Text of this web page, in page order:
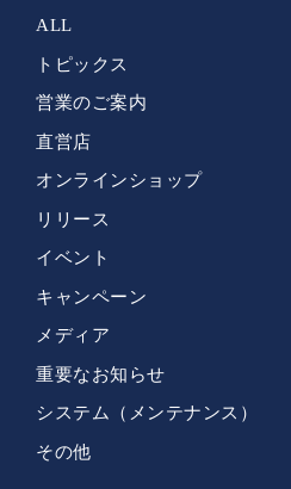
ALL
トピックス
営業のご案内
直営店
オンラインショップ
リリース
イベント
キャンペーン
メディア
重要なお知らせ
システム（メンテナンス）
その他